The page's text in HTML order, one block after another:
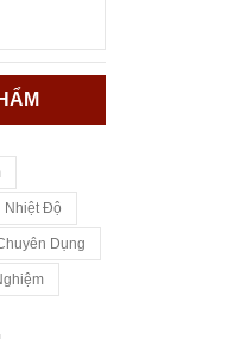
Nhiệt Độ
Dụng